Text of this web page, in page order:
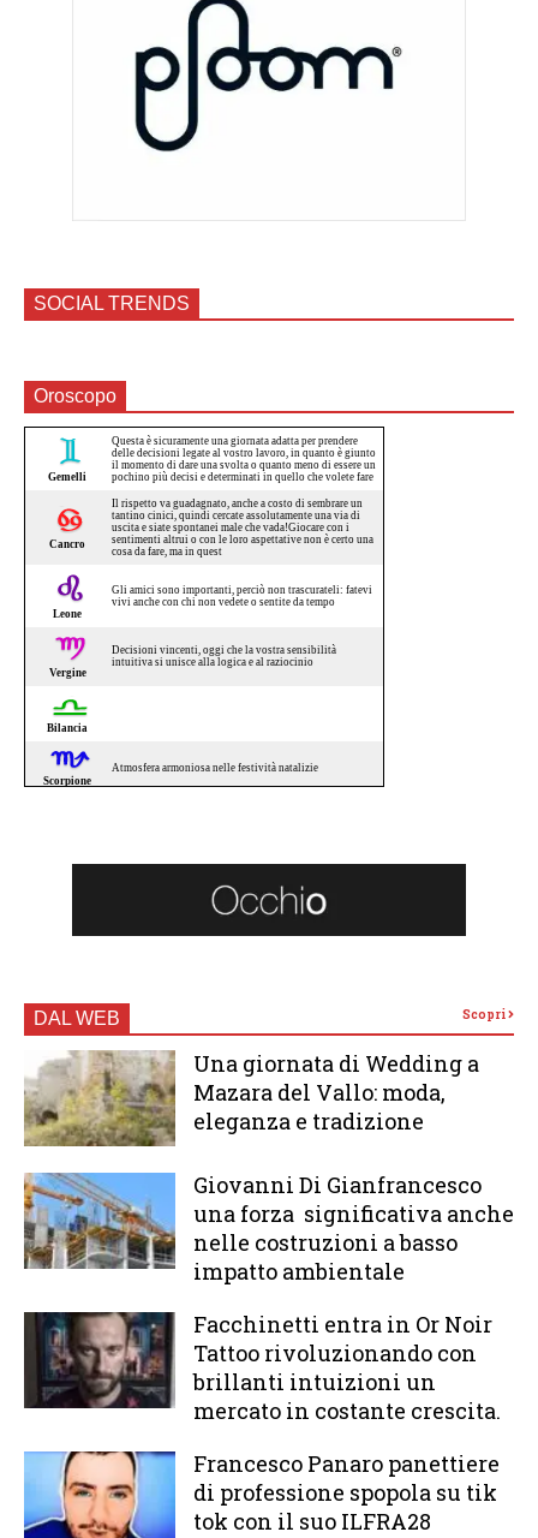
SOCIAL TRENDS
Oroscopo
DAL WEB Scopri
Una giornata di Wedding a
Mazara del Vallo: moda,
eleganza e tradizione
Giovanni Di Gianfrancesco
una forza significativa anche
nelle costruzioni a basso
impatto ambientale
Facchinetti entra in Or Noir
Tattoo rivoluzionando con
brillanti intuizioni un
mercato in costante crescita.
Francesco Panaro panettiere
di professione spopola su tik
tok con il suo ILFRA28